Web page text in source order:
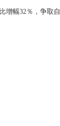
增幅32％ ， 争取